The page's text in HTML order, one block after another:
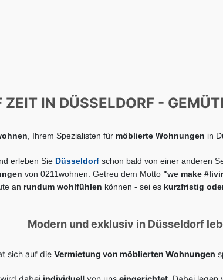
IN DÜSSELDORF -
, Ihrem Spezialisten für möblierte Wohnungen in
erleben Sie Düsseldorf schon bald von einer anderen
von 0211wohnen. Getreu dem Motto "we make
an rundum wohlfühlen können - sei es kurzfristig
Modern und exklusiv in Düsseldorf
sich auf die Vermietung von möblierten Wohnungen